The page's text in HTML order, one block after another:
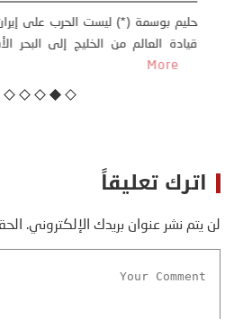
خليفة بن سالم أثارت موجة النزوح
سبتة، الواقعة تحت الاحتلال
More
اترك تعليقاً
لن يتم نشر عنوان بريدك الإلكتروني.